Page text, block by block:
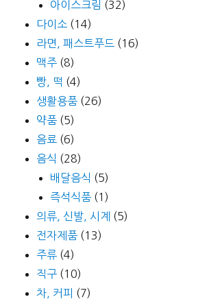
아이스크림 (32)
다이소 (14)
라면, 패스트푸드 (16)
맥주 (8)
빵, 떡 (4)
생활용품 (26)
약품 (5)
음료 (6)
음식 (28)
배달음식 (5)
즉석식품 (1)
의류, 신발, 시계
(5)
전자제품 (13)
주류 (4)
직구 (10)
차, 커피 (7)